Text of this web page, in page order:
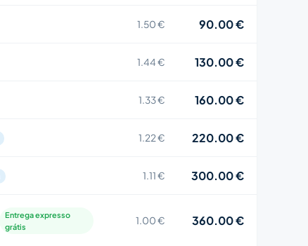
1.50 € 90.00 €
1.44 € 130.00 €
1.33 € 160.00 €
1.22 € 220.00 €
1.11 € 300.00 €
Entrega expresso
grátis
1.00 € 360.00 €